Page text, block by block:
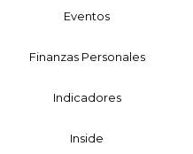
Eventos
Finanzas Personales
Indicadores
Inside